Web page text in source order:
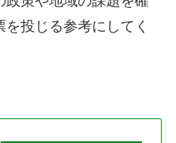
投じる参考にしてく